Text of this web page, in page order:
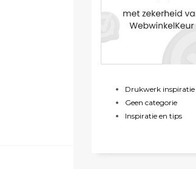
Drukwerk inspiratie
Geen categorie
Inspiratie en tips